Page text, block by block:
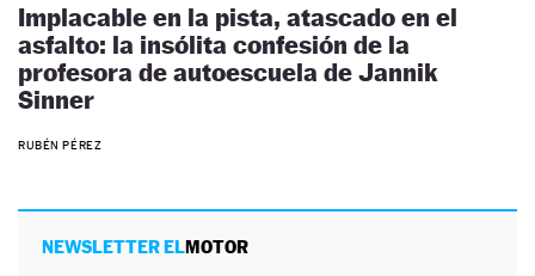
Implacable en la pista, atascado en el
asfalto: la insólita confesión de la
profesora de autoescuela de Jannik
Sinner
RUBÉN PÉREZ
NEWSLETTER ELMOTOR